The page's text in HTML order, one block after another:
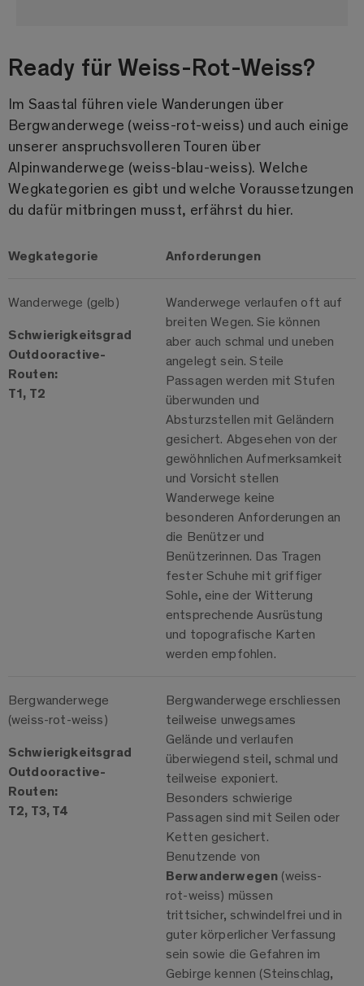
Ready für Weiss-Rot-Weiss?
Im Saastal führen viele Wanderungen über
Bergwanderwege (weiss-rot-weiss) und auch einige
unserer anspruchsvolleren Touren über
Alpinwanderwege (weiss-blau-weiss). Welche
Wegkategorien es gibt und welche Voraussetzungen
du dafür mitbringen musst, erfährst du hier.
Wegkategorie Anforderungen
Wanderwege (gelb)
Schwierigkeitsgrad
Outdooractive-
Routen:
T1, T2
Wanderwege verlaufen oft auf
breiten Wegen. Sie können
aber auch schmal und uneben
angelegt sein. Steile
Passagen werden mit Stufen
überwunden und
Absturzstellen mit Geländern
gesichert. Abgesehen von der
gewöhnlichen Aufmerksamkeit
und Vorsicht stellen
Wanderwege keine
besonderen Anforderungen an
die Benützer und
Benützerinnen. Das Tragen
fester Schuhe mit griffiger
Sohle, eine der Witterung
entsprechende Ausrüstung
und topografische Karten
werden empfohlen.
Bergwanderwege
(weiss-rot-weiss)
Schwierigkeitsgrad
Outdooractive-
Routen:
T2, T3, T4
Bergwanderwege erschliessen
teilweise unwegsames
Gelände und verlaufen
überwiegend steil, schmal und
teilweise exponiert.
Besonders schwierige
Passagen sind mit Seilen oder
Ketten gesichert.
Benutzende von
Berwanderwegen (weiss-
rot-weiss) müssen
trittsicher, schwindelfrei und in
guter körperlicher Verfassung
sein sowie die Gefahren im
Gebirge kennen (Steinschlag,